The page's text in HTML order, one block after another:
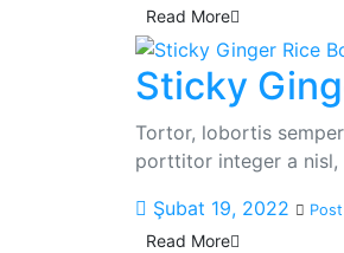
Read More
Sticky
Tortor, lobortis
porttitor integer a nisl,
Şubat 19, 2022
Read More